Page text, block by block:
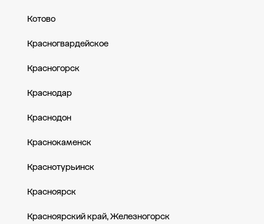
Котово
Красногвардейское
Красногорск
Краснодар
Краснодон
Краснокаменск
Краснотурьинск
Красноярск
Красноярский край, Железногорск